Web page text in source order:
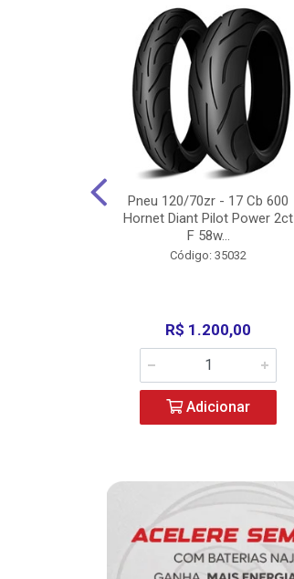
Pneu 120/70zr - 17 Cb 600
Hornet Diant Pilot Power 2ct
F 58w...
Código: 35032
R$ 1.200,00
Adicionar